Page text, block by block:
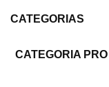
CATEGORIAS
CATEGORIA